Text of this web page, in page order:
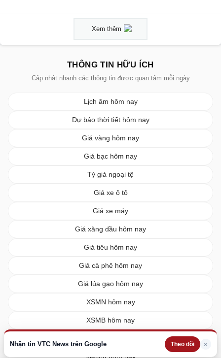
Nhận tin VTC News trên Google Theo dõi ×
Xem thêm
THÔNG TIN HỮU ÍCH
Cập nhật nhanh các thông tin được quan tâm mỗi ngày
Lịch âm hôm nay
Dự báo thời tiết hôm nay
Giá vàng hôm nay
Giá bạc hôm nay
Tỷ giá ngoại tệ
Giá xe ô tô
Giá xe máy
Giá xăng dầu hôm nay
Giá tiêu hôm nay
Giá cà phê hôm nay
Giá lúa gạo hôm nay
XSMN hôm nay
XSMB hôm nay
Vietlott hôm nay